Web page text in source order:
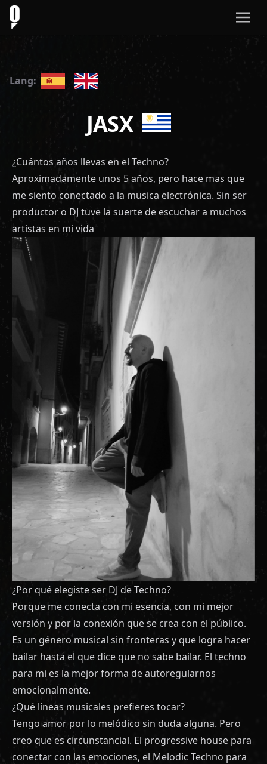
Lang:
JASX
¿Cuántos años llevas en el Techno?
Aproximadamente unos 5 años, pero hace mas que
me siento conectado a la musica electrónica. Sin ser
productor o DJ tuve la suerte de escuchar a muchos
artistas en mi vida
¿Por qué elegiste ser DJ de Techno?
Porque me conecta con mi esencia, con mi mejor
versión y por la conexión que se crea con el público.
Es un género musical sin fronteras y que logra hacer
bailar hasta el que dice que no sabe bailar. El techno
para mi es la mejor forma de autoregularnos
emocionalmente.
¿Qué líneas musicales prefieres tocar?
Tengo amor por lo melódico sin duda alguna. Pero
creo que es circunstancial. El progressive house para
conectar con las emociones, el Melodic Techno para